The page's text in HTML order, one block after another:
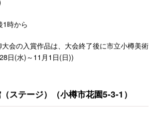
時から
会の入賞作品は、大会終了後に市立小樽美術
日(水)～11月1日(日))
ステージ）（小樽市花園5-3-1）